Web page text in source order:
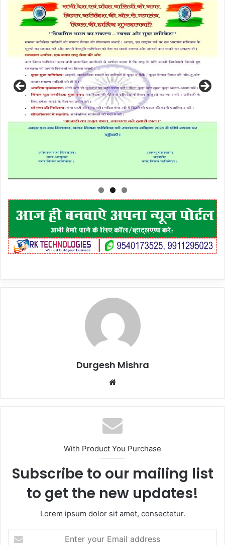
Durgesh Mishra
Website
With Product You Purchase
Subscribe to our mailing list
to get the new updates!
Lorem ipsum dolor sit amet, consectetur.